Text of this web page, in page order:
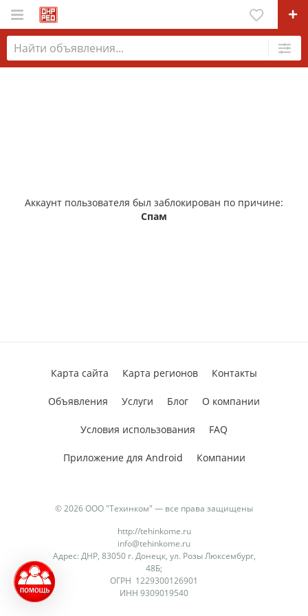
Аккаунт пользователя был заблокирован по причине:
Спам
© 2026 ООО "Техинком" — все права защищены
http://tehinkome.ru
info@tehinkome.ru
Адрес: ДНР, 83050 г. Донецк, ул. Розы Люксембург,
48Б;
ОГРН 1229300126901
ИНН 9309019540
Карта сайта Карта регионов Контакты
Объявления Услуги Блог О компании
Условия использования FAQ
Приложение для Android Компании